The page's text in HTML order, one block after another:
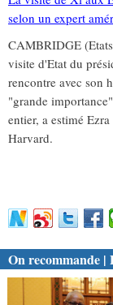
selon un expert
CAMBRIDGE
visite d'Etat du
rencontre avec son
"grande
entier, a estimé
Harvard.
On recommande |